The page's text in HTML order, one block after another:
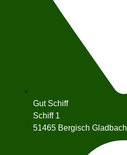
Gut Schiff
Schiff 1
51465 Bergisch Gladbach